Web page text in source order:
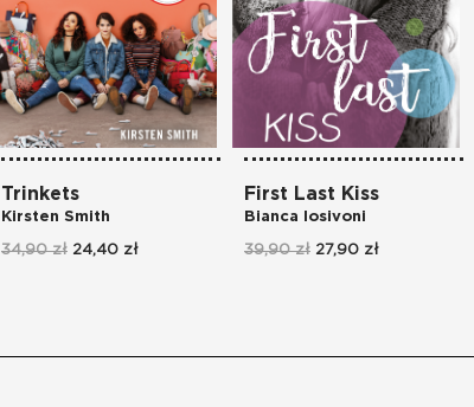
Trinkets
Kirsten Smith
34,90 zł 24,40 zł
First Last Kiss
Bianca Iosivoni
39,90 zł 27,90 zł